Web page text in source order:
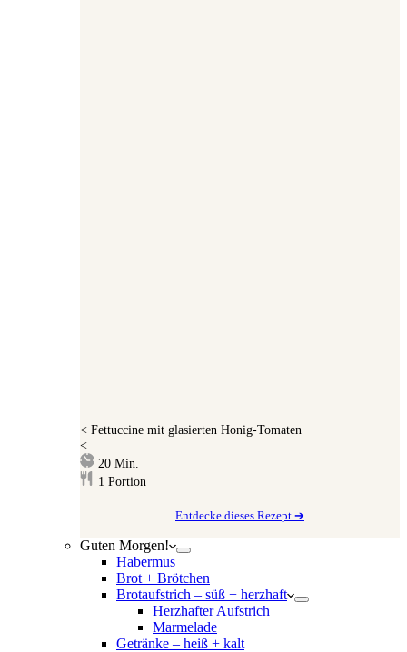
< Fettuccine mit glasierten Honig-Tomaten
<
20Minuten
Min.
1 Portion
Entdecke dieses Rezept ➔
Guten Morgen!
Habermus
Brot + Brötchen
Brotaufstrich – süß + herzhaft
Herzhafter Aufstrich
Marmelade
Getränke – heiß + kalt